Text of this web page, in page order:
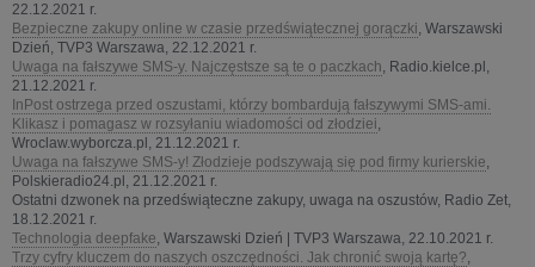
22.12.2021 r.
Bezpieczne zakupy online w czasie przedświątecznej gorączki, Warszawski
Dzień, TVP3 Warszawa, 22.12.2021 r.
Uwaga na fałszywe SMS-y. Najczęstsze są te o paczkach, Radio.kielce.pl,
21.12.2021 r.
InPost ostrzega przed oszustami, którzy bombardują fałszywymi SMS-ami.
Klikasz i pomagasz w rozsyłaniu wiadomości od złodziei,
Wroclaw.wyborcza.pl, 21.12.2021 r.
Uwaga na fałszywe SMS-y! Złodzieje podszywają się pod firmy kurierskie,
Polskieradio24.pl, 21.12.2021 r.
Ostatni dzwonek na przedświąteczne zakupy, uwaga na oszustów, Radio Zet,
18.12.2021 r.
Technologia deepfake, Warszawski Dzień | TVP3 Warszawa, 22.10.2021 r.
Trzy cyfry kluczem do naszych oszczędności. Jak chronić swoją kartę?,